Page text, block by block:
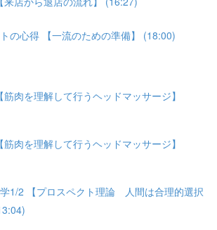
の心得 【一流のための準備】 (18:00)
肉を理解して行うヘッドマッサージ】
肉を理解して行うヘッドマッサージ】
1/2 【プロスペクト理論 人間は合理的選択